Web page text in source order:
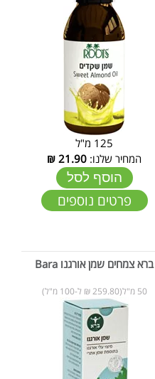
125 מ"ל
המחיר שלנו: 21.90
₪
הוסף לסל
פרטים נוספים
ברא צמחים שמן אורגנו Bara
50 מ"ל(259.80 ₪ ל-100 מ"ל)